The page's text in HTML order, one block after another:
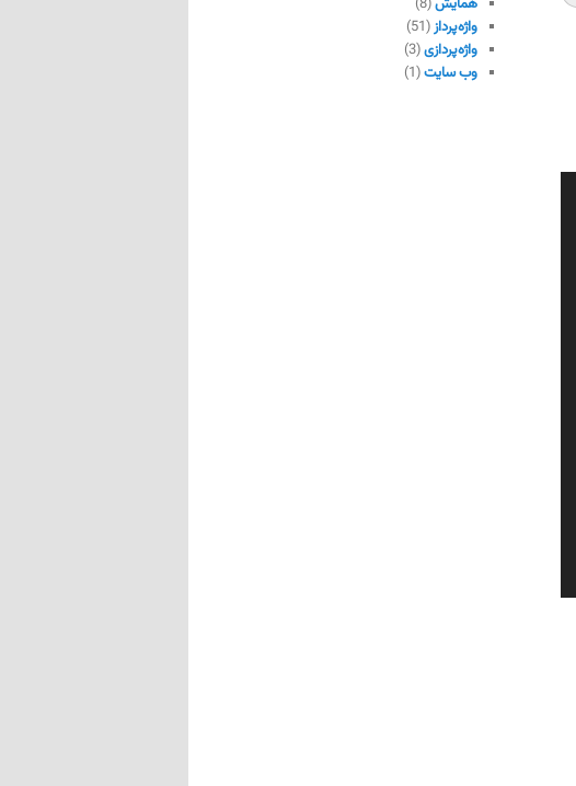
همایش(8)
واژه‌پرداز(51)
واژه‌پردازی(3)
وب سایت(1)